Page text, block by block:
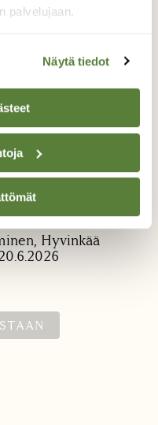
palvelujaan.
Näytä tiedot
leijailee tuulen
joka oli
kukista.
Hyvinkää